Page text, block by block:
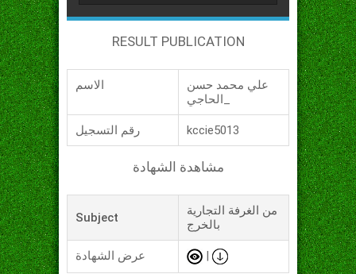
RESULT PUBLICATION
الاسم
علي محمد حسن
رقم التسجيل kccie5013
مشاهدة الشهادة
Subject
من الغرفة التجارية
بالخرج
عرض الشهادة